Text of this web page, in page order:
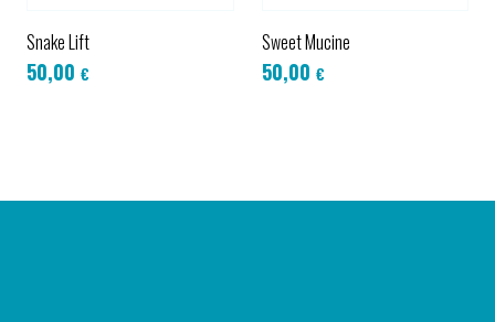
Snake Lift
50,00 €
Sweet Mucine
50,00 €